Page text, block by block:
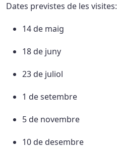
Dates previstes de les visites:
14 de maig
18 de juny
23 de juliol
1 de setembre
5 de novembre
10 de desembre